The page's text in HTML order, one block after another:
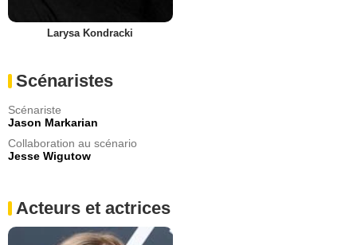
Larysa Kondracki
Scénaristes
Scénariste
Jason Markarian
Collaboration au scénario
Jesse Wigutow
Acteurs et actrices